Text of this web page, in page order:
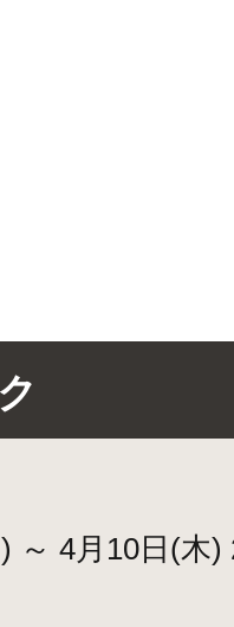
～ 4月10日(木)